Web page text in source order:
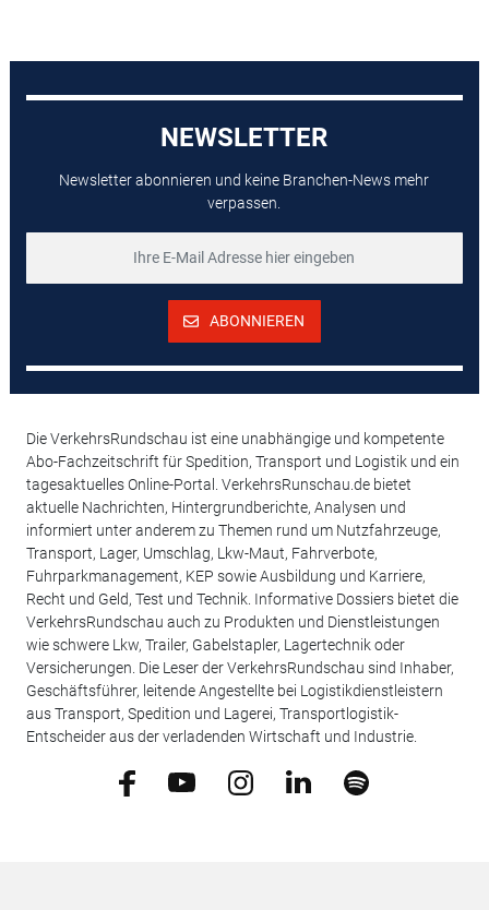
NEWSLETTER
Newsletter abonnieren und keine Branchen-News mehr
verpassen.
ABONNIEREN
Die VerkehrsRundschau ist eine unabhängige und kompetente
Abo-Fachzeitschrift für Spedition, Transport und Logistik und ein
tagesaktuelles Online-Portal. VerkehrsRunschau.de bietet
aktuelle Nachrichten, Hintergrundberichte, Analysen und
informiert unter anderem zu Themen rund um Nutzfahrzeuge,
Transport, Lager, Umschlag, Lkw-Maut, Fahrverbote,
Fuhrparkmanagement, KEP sowie Ausbildung und Karriere,
Recht und Geld, Test und Technik. Informative Dossiers bietet die
VerkehrsRundschau auch zu Produkten und Dienstleistungen
wie schwere Lkw, Trailer, Gabelstapler, Lagertechnik oder
Versicherungen. Die Leser der VerkehrsRundschau sind Inhaber,
Geschäftsführer, leitende Angestellte bei Logistikdienstleistern
aus Transport, Spedition und Lagerei, Transportlogistik-
Entscheider aus der verladenden Wirtschaft und Industrie.